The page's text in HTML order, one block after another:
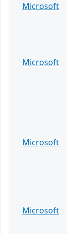
Microsoft
Microsoft
Microsoft
Microsoft